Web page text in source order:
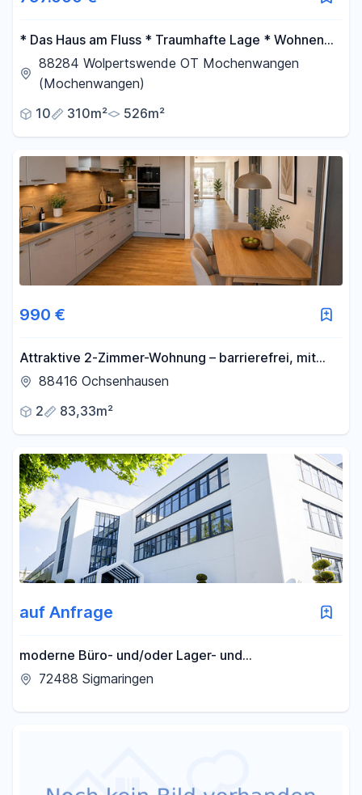
* Das Haus am Fluss * Traumhafte Lage * Wohnen
und Arbeiten *
88284 Wolpertswende OT Mochenwangen
(Mochenwangen)
10
310m² 526m²
990 €
Attraktive 2-Zimmer-Wohnung – barrierefrei, mit
Balkon, EBK und herrlicher Aussicht
88416 Ochsenhausen
2
83,33m²
auf Anfrage
moderne Büro- und/oder Lager- und
Palettenstellplätze im Z2 Business Center
72488 Sigmaringen